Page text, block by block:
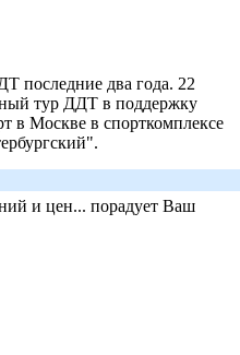
последние два года. 22
тур ДДТ в поддержку
в Москве в спорткомплексе
и цен... порадует Ваш